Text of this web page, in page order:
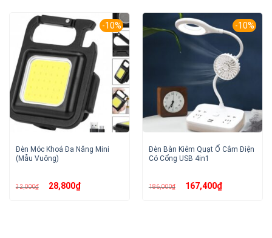
-10%
Đèn Móc Khoá Đa Năng Mini
(Mẫu Vuông)
32,000₫ Giá
gốc28,800₫Giá
-10%
Đèn Bàn Kiêm Quạt Ổ Cắm Điện
Có Cổng USB 4in1
186,000₫ Giá
gốc167,400₫Giá